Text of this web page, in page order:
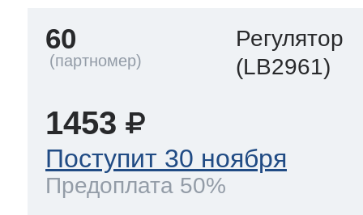
60
Регулятор
(LB2961)
1453
Поступит 30 ноября
Предоплата 50%